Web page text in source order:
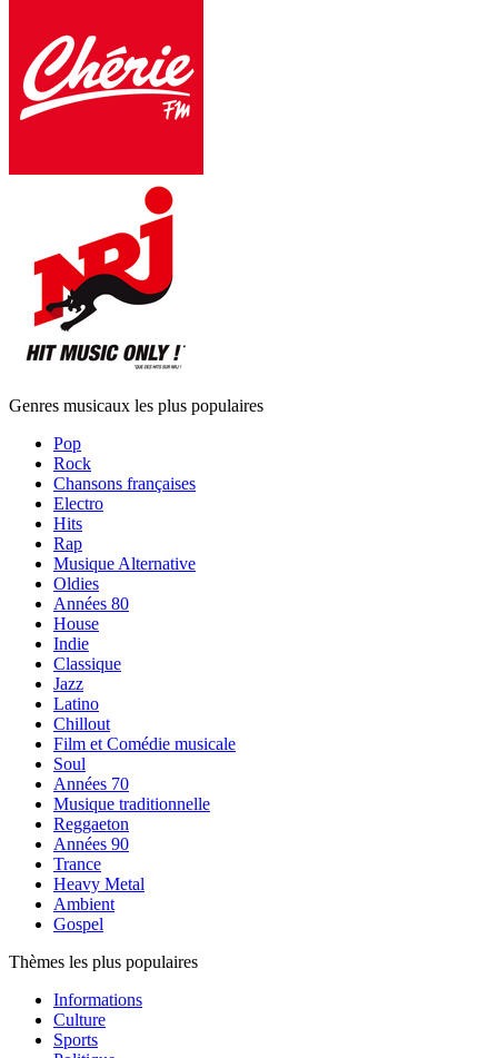
Genres musicaux les plus populaires
Pop
Rock
Chansons françaises
Electro
Hits
Rap
Musique Alternative
Oldies
Années 80
House
Indie
Classique
Jazz
Latino
Chillout
Film et Comédie musicale
Soul
Années 70
Musique traditionnelle
Reggaeton
Années 90
Trance
Heavy Metal
Ambient
Gospel
Thèmes les plus populaires
Informations
Culture
Sports